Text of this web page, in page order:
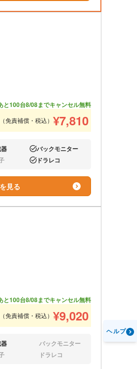
と100台8/08までキャンセル無料
免責補償・税込） ¥7,810
あり:バックモニター
あり:ドラレコ
見る
と100台8/08までキャンセル無料
免責補償・税込） ¥9,020
なし:バックモニター
なし:ドラレコ
ヘルプ